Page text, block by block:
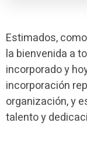
Estimados,
la bienvenida a
incorporado y
incorporación
organización, y
talento y